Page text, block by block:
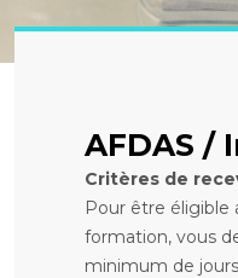
AFDAS
Critères de
Pour être éligible
formation, vous
minimum de